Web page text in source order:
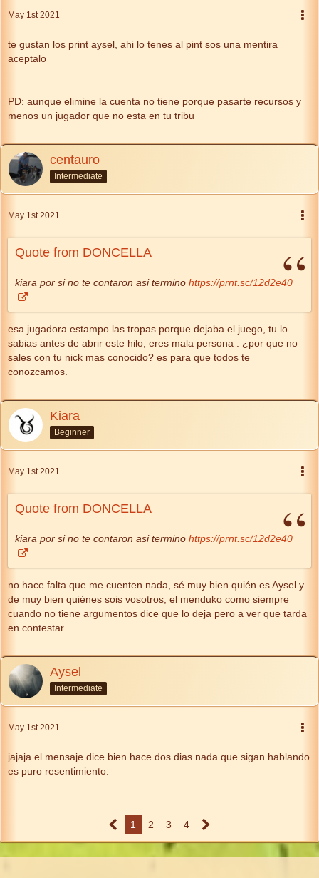
May 1st 2021
te gustan los print aysel, ahi lo tenes al pint sos una mentira
aceptalo
PD: aunque elimine la cuenta no tiene porque pasarte recursos y
menos un jugador que no esta en tu tribu
centauro
Intermediate
May 1st 2021
Quote from DONCELLA
kiara por si no te contaron asi termino https://prnt.sc/12d2e40
esa jugadora estampo las tropas porque dejaba el juego, tu lo
sabias antes de abrir este hilo, eres mala persona . ¿por que no
sales con tu nick mas conocido? es para que todos te
conozcamos.
Kiara
Beginner
May 1st 2021
Quote from DONCELLA
kiara por si no te contaron asi termino https://prnt.sc/12d2e40
no hace falta que me cuenten nada, sé muy bien quién es Aysel y
de muy bien quiénes sois vosotros, el menduko como siempre
cuando no tiene argumentos dice que lo deja pero a ver que tarda
en contestar
Aysel
Intermediate
May 1st 2021
jajaja el mensaje dice bien hace dos dias nada que sigan hablando
es puro resentimiento.
1 2 3 4